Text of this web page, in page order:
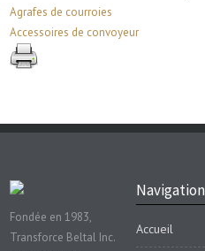
Agrafes de courroies
Accessoires de convoyeur
Fondée en 1983,
Transforce Beltal Inc.
Navigation
Accueil